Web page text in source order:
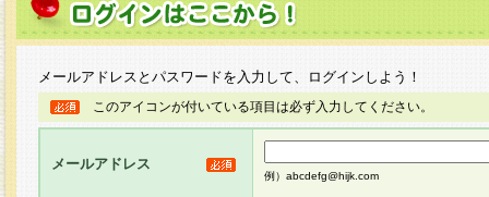
メールアドレスとパスワードを入力して、ログインしよう！
このアイコンが付いている項目は必ず入力してください。
メールアドレス
例）abcdefg@hijk.com